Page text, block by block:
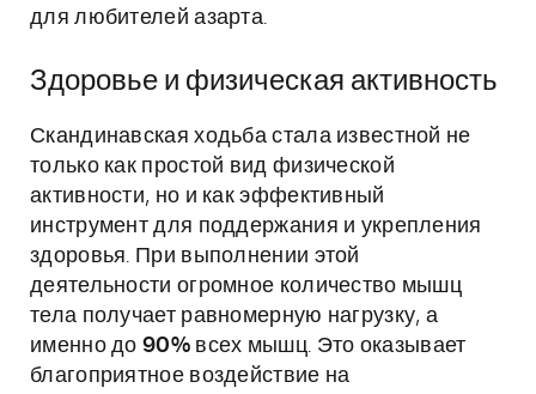
для любителей азарта.
Здоровье и физическая активность
Скандинавская ходьба стала известной не
только как простой вид физической
активности, но и как эффективный
инструмент для поддержания и укрепления
здоровья. При выполнении этой
деятельности огромное количество мышц
тела получает равномерную нагрузку, а
именно до 90%всех мышц. Это оказывает
благоприятное воздействие на